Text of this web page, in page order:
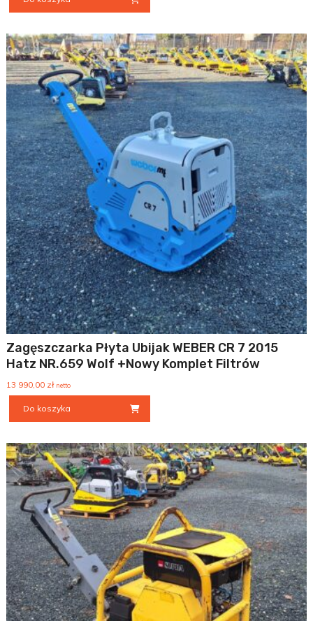
Zagęszczarka Płyta Ubijak WEBER CR 7 2015
Hatz NR.659 Wolf +Nowy Komplet Filtrów
13 990,00 zł netto
Do koszyka